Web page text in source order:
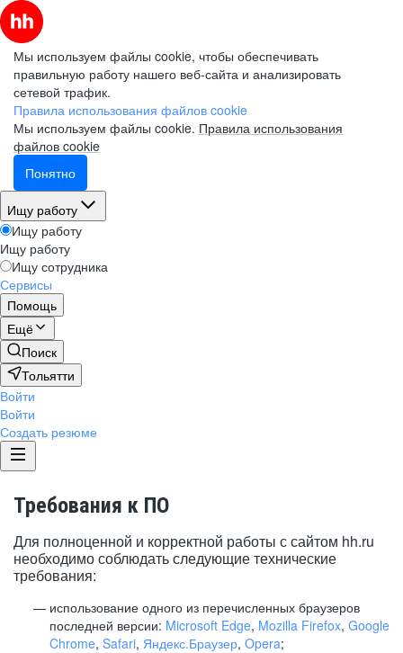
Мы используем файлы cookie, чтобы обеспечивать
правильную работу нашего веб-сайта и анализировать
сетевой трафик.
Правила использования файлов cookie
Мы используем файлы cookie. Правила использования
файлов cookie
Понятно
Ищу работу
Ищу работу
Ищу работу
Ищу сотрудника
Сервисы
Помощь
Ещё
Поиск
Тольятти
Войти
Войти
Создать резюме
Требования к ПО
Для полноценной и корректной работы с сайтом hh.ru
необходимо соблюдать следующие технические
требования:
использование одного из перечисленных браузеров
последней версии: Microsoft Edge, Mozilla Firefox, Google
Chrome, Safari, Яндекс.Браузер, Opera;